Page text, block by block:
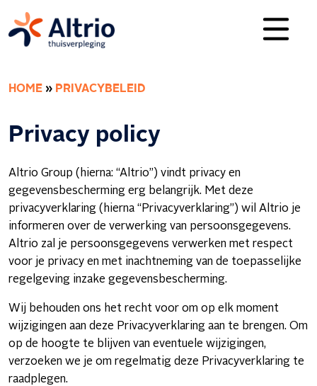
HOME » PRIVACYBELEID
Privacy policy
Altrio Group (hierna: “Altrio”) vindt privacy en
gegevensbescherming erg belangrijk. Met deze
privacyverklaring (hierna “Privacyverklaring”) wil Altrio je
informeren over de verwerking van persoonsgegevens.
Altrio zal je persoonsgegevens verwerken met respect
voor je privacy en met inachtneming van de toepasselijke
regelgeving inzake gegevensbescherming.
Wij behouden ons het recht voor om op elk moment
wijzigingen aan deze Privacyverklaring aan te brengen. Om
op de hoogte te blijven van eventuele wijzigingen,
verzoeken we je om regelmatig deze Privacyverklaring te
raadplegen.